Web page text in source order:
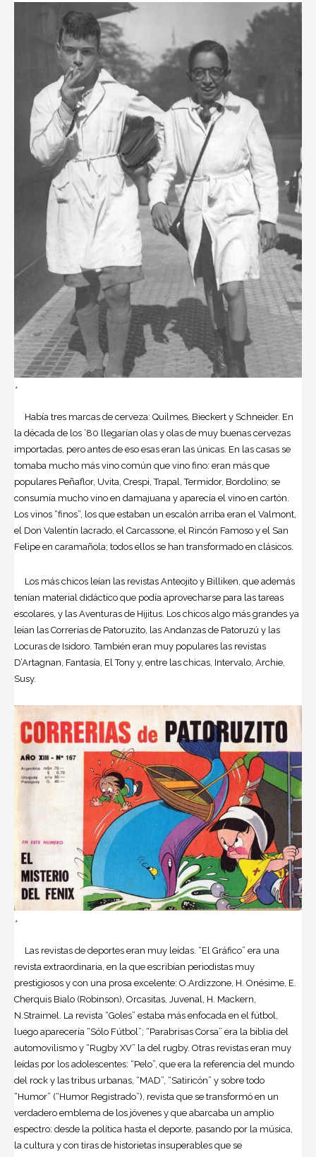
+
Había tres marcas de cerveza: Quilmes, Bieckert y Schneider. En
la década de los ’80 llegarían olas y olas de muy buenas cervezas
importadas, pero antes de eso esas eran las únicas. En las casas se
tomaba mucho más vino común que vino fino: eran más que
populares Peñaflor, Uvita, Crespi, Trapal, Termidor, Bordolino; se
consumía mucho vino en damajuana y aparecía el vino en cartón.
Los vinos “finos”, los que estaban un escalón arriba eran el Valmont,
el Don Valentín lacrado, el Carcassone, el Rincón Famoso y el San
Felipe en caramañola; todos ellos se han transformado en clásicos.
Los más chicos leían las revistas Anteojito y Billiken, que además
tenían material didáctico que podía aprovecharse para las tareas
escolares, y las Aventuras de Hijitus. Los chicos algo más grandes ya
leían las Correrías de Patoruzito, las Andanzas de Patoruzú y las
Locuras de Isidoro. También eran muy populares las revistas
D’Artagnan, Fantasía, El Tony y, entre las chicas, Intervalo, Archie,
Susy.
+
Las revistas de deportes eran muy leídas. “El Gráfico” era una
revista extraordinaria, en la que escribían periodistas muy
prestigiosos y con una prosa excelente: O.Ardizzone, H. Onésime, E.
Cherquis Bialo (Robinson), Orcasitas, Juvenal, H. Mackern,
N.Straimel. La revista “Goles” estaba más enfocada en el fútbol,
luego aparecería “Sólo Fútbol”; “Parabrisas Corsa” era la biblia del
automovilismo y “Rugby XV” la del rugby. Otras revistas eran muy
leídas por los adolescentes: “Pelo”, que era la referencia del mundo
del rock y las tribus urbanas, “MAD”, “Satiricón” y sobre todo
“Humor” (“Humor Registrado”), revista que se transformó en un
verdadero emblema de los jóvenes y que abarcaba un amplio
espectro: desde la política hasta el deporte, pasando por la música,
la cultura y con tiras de historietas insuperables que se